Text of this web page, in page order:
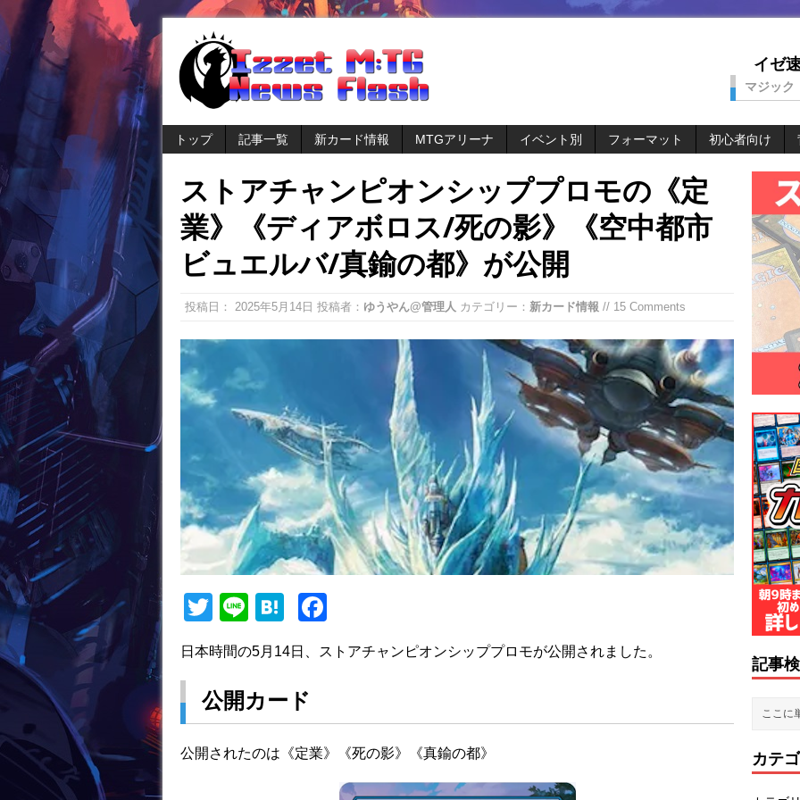
イゼ
マジック
トップ 記事一覧 新カード情報 MTGアリーナ イベント別 フォーマット 初心者向け
ストアチャンピオンシッププロモの《定
業》《ディアボロス/死の影》《空中都市
ビュエルバ/真鍮の都》が公開
投稿日： 2025年5月14日 投稿者： ゆうやん@管理人 カテゴリー： 新カード情報 // 15 Comments
T
w
itt
er
Li
e
H
e
n
a
c
b
o
o
日本時間の5月14日、ストアチャンピオンシッププロモが公開されました。
公開カード
公開されたのは《定業》《死の影》《真鍮の都》
記事
カテ